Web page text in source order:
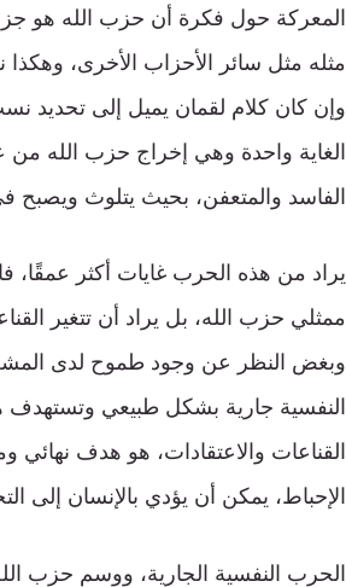
المعركة حول فكرة أن حزب الله هو جزء
مثله مثل سائر الأحزاب الأخرى، وهكذا
وإن كان كلام لقمان يميل إلى تحديد
الغاية واحدة وهي إخراج حزب الله من
الفاسد والمتعفن، بحيث يتلوث ويصبح
يراد من هذه الحرب غايات أكثر عمقًا،
ممثلي حزب الله، بل يراد أن تتغير
وبغض النظر عن وجود طموح لدى
النفسية جارية بشكل طبيعي وتستهدف
القناعات والاعتقادات، هو هدف نهائي
الإحباط، يمكن أن يؤدي بالإنسان إلى
الحرب النفسية الجارية، ووسم حزب